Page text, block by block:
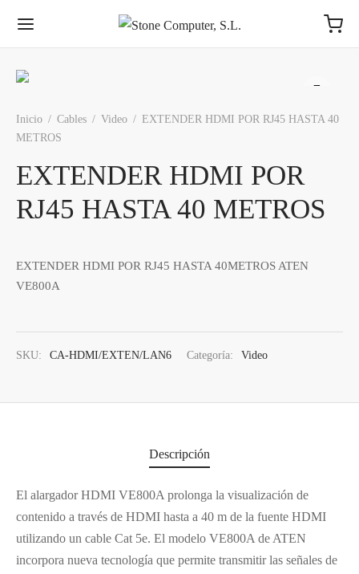
Inicio / Cables / Video / EXTENDER HDMI POR RJ45 HASTA 40
METROS
EXTENDER HDMI POR
RJ45 HASTA 40 METROS
EXTENDER HDMI POR RJ45 HASTA 40METROS ATEN
VE800A
SKU: CA-HDMI/EXTEN/LAN6 Categoría: Video
Descripción
El alargador HDMI VE800A prolonga la visualización de
contenido a través de HDMI hasta a 40 m de la fuente HDMI
utilizando un cable Cat 5e. El modelo VE800A de ATEN
incorpora nueva tecnología que permite transmitir las señales de